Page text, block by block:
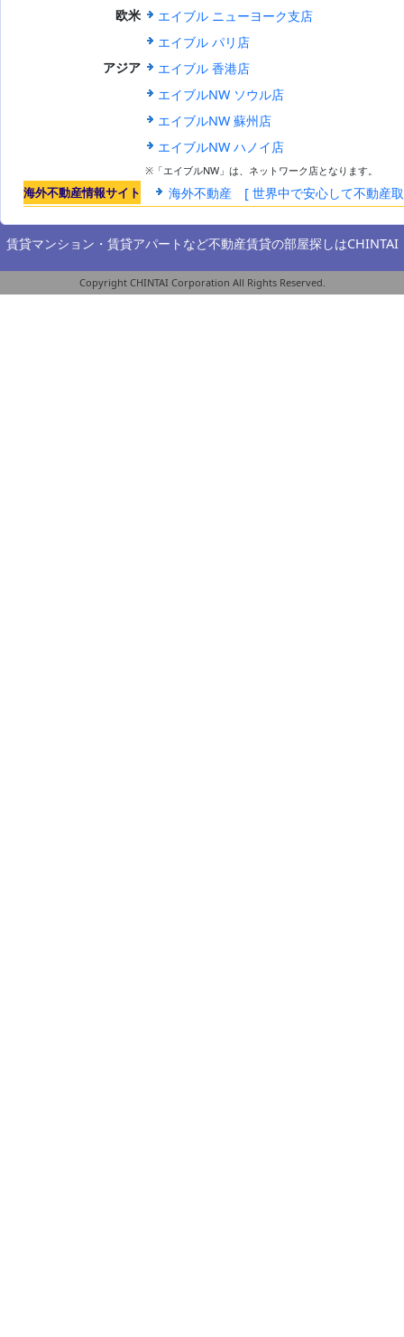
欧米
エイブル ニューヨーク支店
エイブル パリ店
アジア
エイブル 香港店
エイブルNW ソウル店
エイブルNW 蘇州店
エイブルNW ハノイ店
※「エイブルNW」は、ネットワーク店となります。
海外不動産情報サイト 海外不動産 [ 世界中で安心して不動産
賃貸マンション・賃貸アパートなど不動産賃貸の部屋探しはCHINTAI
Copyright CHINTAI Corporation All Rights Reserved.